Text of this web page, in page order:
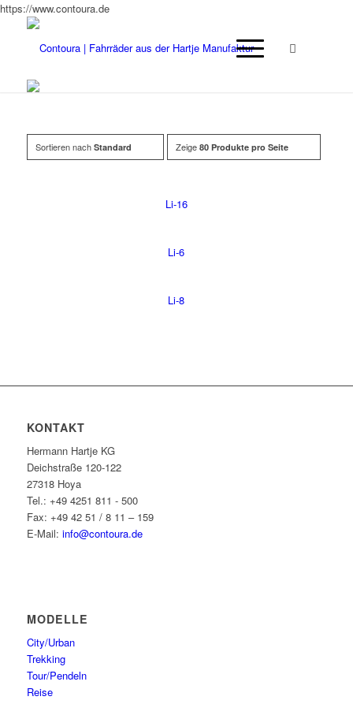
https://www.contoura.de
Sortieren nach Standard Zeige 80 Produkte pro Seite
Li-16
Li-6
Li-8
KONTAKT
Hermann Hartje KG
Deichstraße 120-122
27318 Hoya
Tel.: +49 4251 811 - 500
Fax: +49 42 51 / 8 11 – 159
E-Mail: info@contoura.de
MODELLE
City/Urban
Trekking
Tour/Pendeln
Reise